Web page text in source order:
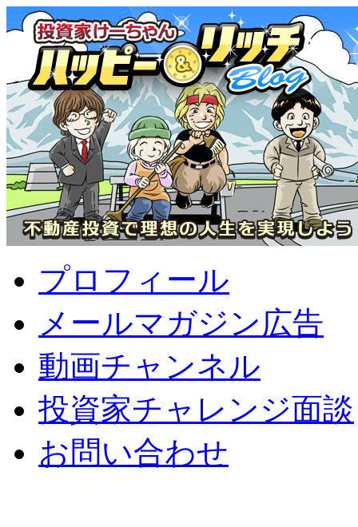
プロフィール
メールマガジン広告
動画チャンネル
投資家チャレンジ面談
お問い合わせ